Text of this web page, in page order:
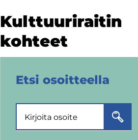
Kult­tuu­ri­rai­tin
koh­teet
Etsi osoit­teel­la